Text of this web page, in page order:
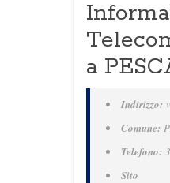
a
Indirizzo:
Comune:
Telefono:
Sito